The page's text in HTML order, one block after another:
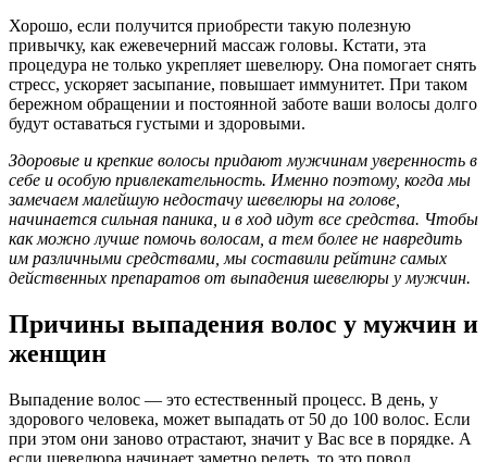
Хорошо, если получится приобрести такую полезную
привычку, как ежевечерний массаж головы. Кстати, эта
процедура не только укрепляет шевелюру. Она помогает снять
стресс, ускоряет засыпание, повышает иммунитет. При таком
бережном обращении и постоянной заботе ваши волосы долго
будут оставаться густыми и здоровыми.
Здоровые и крепкие волосы придают мужчинам уверенность в
себе и особую привлекательность. Именно поэтому, когда мы
замечаем малейшую недостачу шевелюры на голове,
начинается сильная паника, и в ход идут все средства. Чтобы
как можно лучше помочь волосам, а тем более не навредить
им различными средствами, мы составили рейтинг самых
действенных препаратов от выпадения шевелюры у мужчин.
Причины выпадения волос у мужчин и
женщин
Выпадение волос — это естественный процесс. В день, у
здорового человека, может выпадать от 50 до 100 волос. Если
при этом они заново отрастают, значит у Вас все в порядке. А
если шевелюра начинает заметно редеть, то это повод